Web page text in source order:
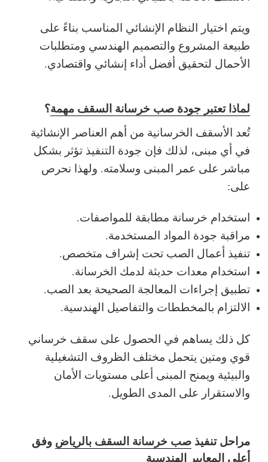
ويتم اختيار النظام الإنشائي المناسب بناءً على
طبيعة المشروع والتصميم الهندسي ومتطلبات
الأحمال لتحقيق أفضل أداء إنشائي واقتصادي.
لماذا تعتبر جودة صب خرسانة السقف مهمة؟
تُعد الأسقف الخرسانية من أهم العناصر الإنشائية
في أي مبنى، لذلك فإن جودة التنفيذ تؤثر بشكل
مباشر على عمر المبنى وسلامته. ولهذا نحرص
على:
استخدام خرسانة مطابقة للمواصفات.
مراقبة جودة المواد المستخدمة.
تنفيذ أعمال الصب تحت إشراف متخصص.
استخدام معدات حديثة لدمك الخرسانة.
تطبيق إجراءات المعالجة الصحيحة بعد الصب.
الالتزام بالمخططات والتفاصيل الهندسية.
كل ذلك يساهم في الحصول على سقف خرساني
قوي ومتين يتحمل مختلف الظروف التشغيلية
والبيئية ويمنح المبنى أعلى مستويات الأمان
والاستقرار على المدى الطويل.
مراحل تنفيذ صب خرسانة السقف بالرياض وفق
أعلى المعايير الهندسية